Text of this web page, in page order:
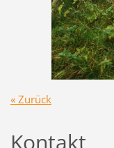
« Zurück
Kontakt